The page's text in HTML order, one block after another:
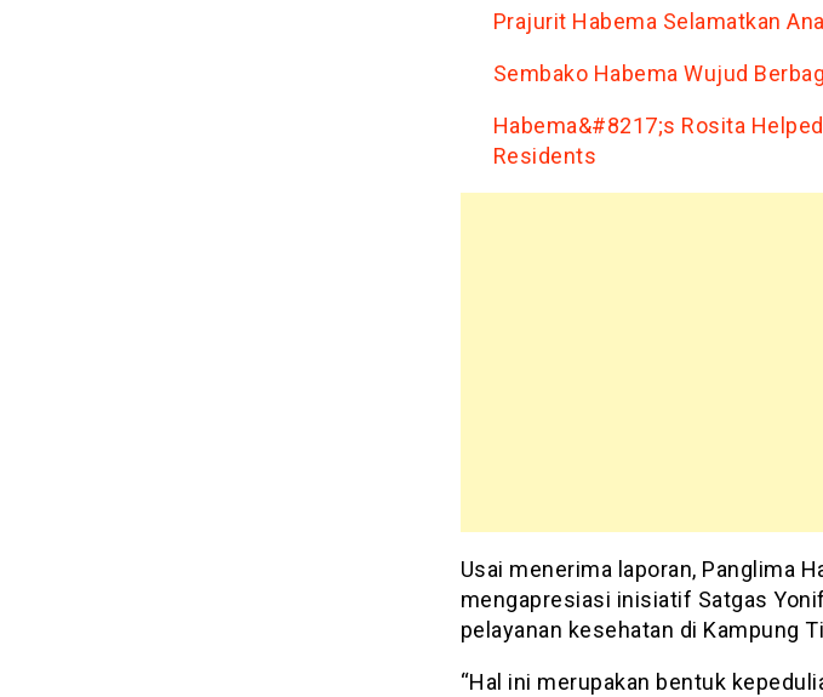
Prajurit Habema Selamatkan
Sembako Habema Wujud
Habema&#8217;s Rosita
Residents
Usai menerima laporan, Panglima
mengapresiasi inisiatif Satgas
pelayanan kesehatan di Kampung
“Hal ini merupakan bentuk